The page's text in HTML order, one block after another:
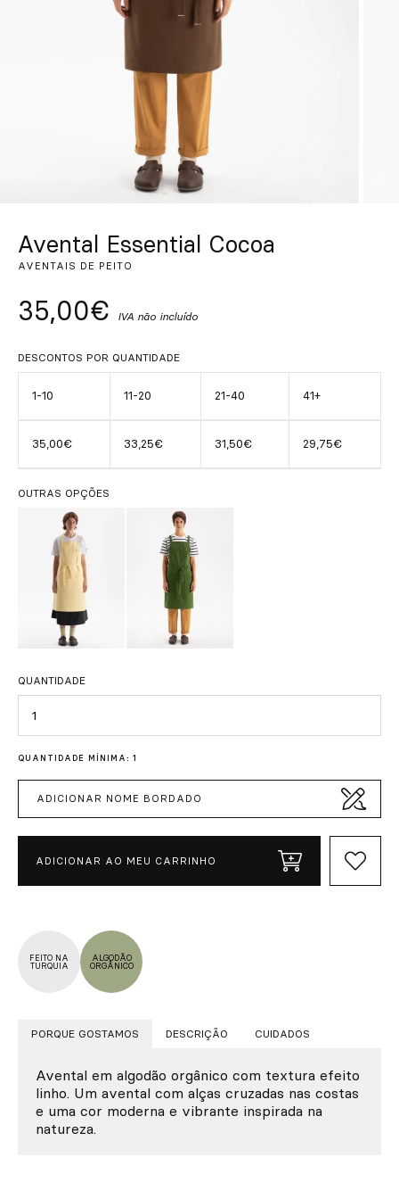
EN
Avental Essential Cocoa
AVENTAIS DE PEITO
35,00€ IVA não incluído
DESCONTOS POR QUANTIDADE
1-10 11-20 21-40 41+
35,00€ 33,25€ 31,50€ 29,75€
OUTRAS OPÇÕES
QUANTIDADE
QUANTIDADE MÍNIMA: 1
ADICIONAR NOME BORDADO
ADICIONAR AO MEU CARRINHO
FEITO NA
TURQUIA
ALGODÃO
ORGÂNICO
PORQUE GOSTAMOS DESCRIÇÃO CUIDADOS
Avental em algodão orgânico com textura efeito
linho. Um avental com alças cruzadas nas costas
e uma cor moderna e vibrante inspirada na
natureza.